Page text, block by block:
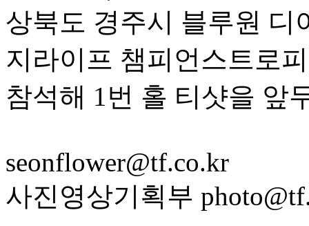
상북도 경주시 블루원 디
지라이프 챔피언스트로
참석해 1번 홀 티샷을 앞
seonflower@tf.co.kr
사진영상기획부